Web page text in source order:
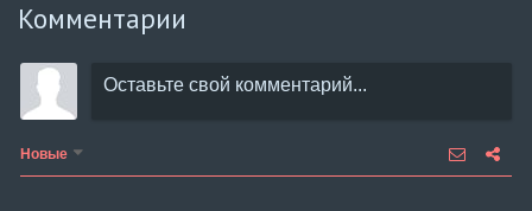
Комментарии
Новые